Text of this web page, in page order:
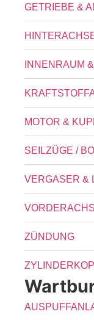
GETRIEBE &
INNENRAUM
MOTOR &
SEILZÜGE /
VERGASER &
ZÜNDUNG